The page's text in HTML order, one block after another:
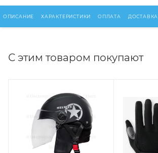
ОПИСАНИЕ ХАРАКТЕРИСТИКИ ОПЛАТА ДОСТАВКА
С этим товаром покупают